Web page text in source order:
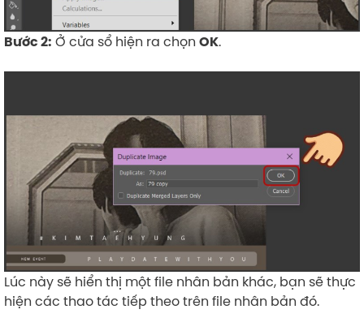
Bước 2: Ở cửa sổ hiện ra chọn OK.
Lúc này sẽ hiển thị một file nhân bản khác, bạn sẽ thực
hiện các thao tác tiếp theo trên file nhân bản đó.